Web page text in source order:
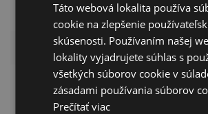
Priemer hrdla 12 mm
Objem Cca
Udržiavanie hladiny
Táto webová lokalita používa
cookie na zlepšenie
skúsenosti. Používaním našej
lokality vyjadrujete súhlas s
všetkých súborov cookie v
zásadami používania súborov
Prečítať viac